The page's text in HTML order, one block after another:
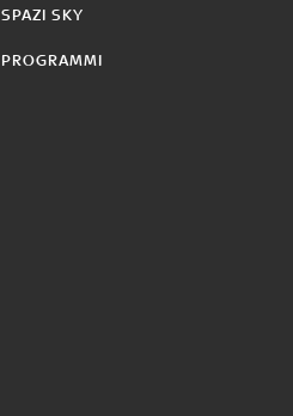
SPAZI SKY
PROGRAMMI